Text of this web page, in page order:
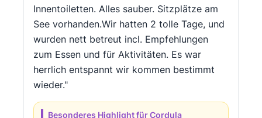
Innentoiletten. Alles sauber. Sitzplätze am
See vorhanden.Wir hatten 2 tolle Tage, und
wurden nett betreut incl. Empfehlungen
zum Essen und für Aktivitäten. Es war
herrlich entspannt wir kommen bestimmt
wieder."
Besonderes Highlight für Cordula